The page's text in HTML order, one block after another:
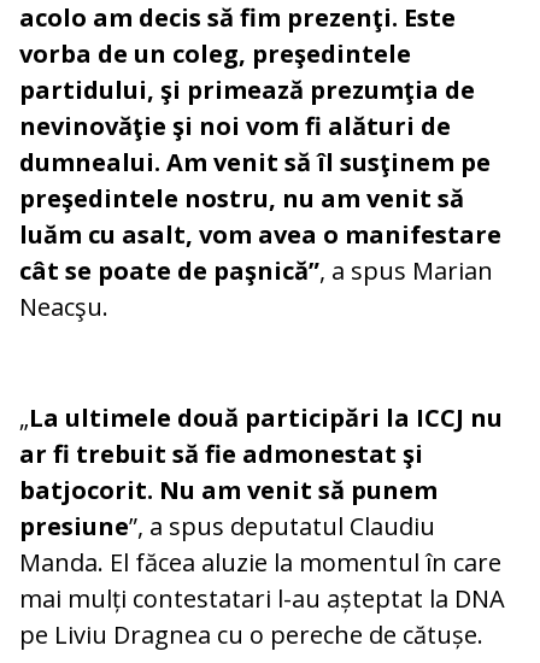
acolo am decis să fim prezenţi. Este
vorba de un coleg, preşedintele
partidului, şi primează prezumţia de
nevinovăţie şi noi vom fi alături de
dumnealui. Am venit să îl susţinem pe
preşedintele nostru, nu am venit să
luăm cu asalt, vom avea o manifestare
cât se poate de paşnică”, a spus Marian
Neacşu.
„La ultimele două participări la ICCJ nu
ar fi trebuit să fie admonestat şi
batjocorit. Nu am venit să punem
presiune”, a spus deputatul Claudiu
Manda. El făcea aluzie la momentul în care
mai mulți contestatari l-au așteptat la DNA
pe Liviu Dragnea cu o pereche de cătușe.